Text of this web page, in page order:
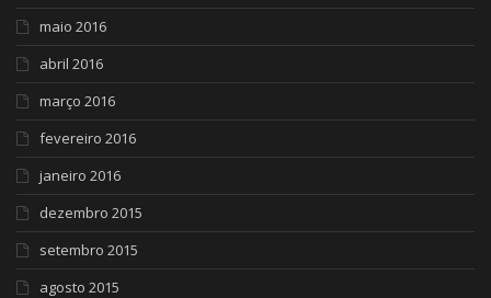
maio 2016
abril 2016
março 2016
fevereiro 2016
janeiro 2016
dezembro 2015
setembro 2015
agosto 2015